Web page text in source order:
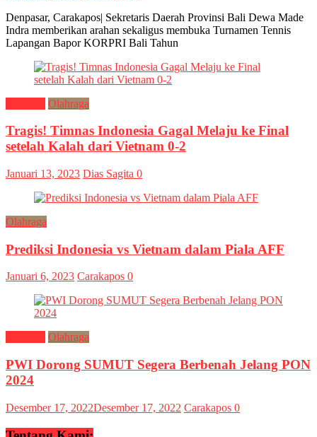
Denpasar, Carakapos| Sekretaris Daerah Provinsi Bali Dewa Made
Indra memberikan arahan sekaligus membuka Turnamen Tennis
Lapangan Bapor KORPRI Bali Tahun
Olahraga
Tragis! Timnas Indonesia Gagal Melaju ke Final
setelah Kalah dari Vietnam 0-2
Januari 13, 2023 Dias Sagita 0
Olahraga
Prediksi Indonesia vs Vietnam dalam Piala AFF
Januari 6, 2023 Carakapos 0
Olahraga
PWI Dorong SUMUT Segera Berbenah Jelang PON
2024
Desember 17, 2022Desember 17, 2022 Carakapos 0